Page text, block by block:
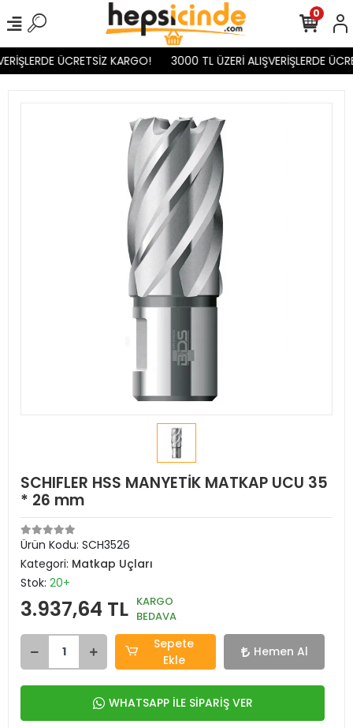
ÜCRETSİZ KARGO! 3000 TL ÜZERİ ALIŞVERİŞLERDE
0
SCHIFLER HSS MANYETİK MATKAP UCU 35
* 26 mm
Ürün Kodu: SCH3526
Kategori: Matkap Uçları
Stok: 20+
3.937,64 TL KARGO
BEDAVA
Sepete
Ekle
Hemen Al
WHATSAPP İLE SİPARİŞ VER